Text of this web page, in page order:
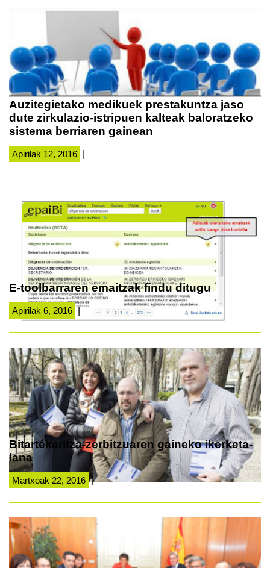
Auzitegietako medikuek prestakuntza jaso
dute zirkulazio-istripuen kalteak baloratzeko
sistema berriaren gainean
Apirilak 12, 2016
E-toolbarraren emaitzak findu ditugu
Apirilak 6, 2016
Bitartekaritza-zerbitzuaren gaineko ikerketa-
lana
Martxoak 22, 2016 |